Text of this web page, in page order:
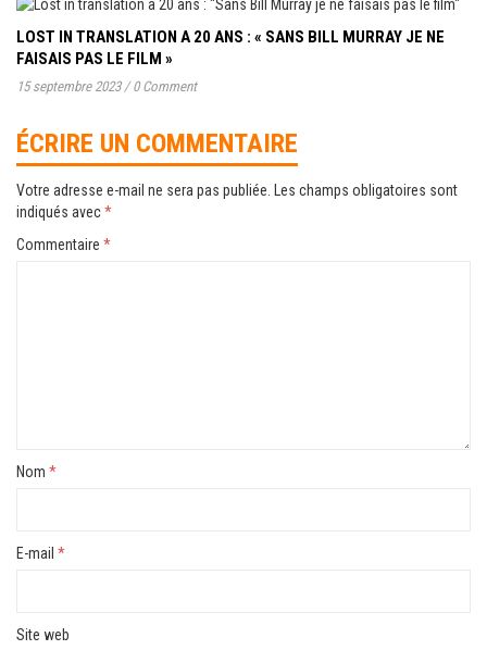
LOST IN TRANSLATION A 20 ANS : « SANS BILL MURRAY JE NE
FAISAIS PAS LE FILM »
15 septembre 2023 / 0 Comment
ÉCRIRE UN COMMENTAIRE
Votre adresse e-mail ne sera pas publiée. Les champs obligatoires sont
indiqués avec*
Commentaire *
Nom *
E-mail *
Site web